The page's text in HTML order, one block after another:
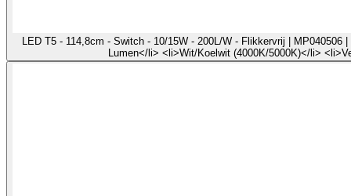
LED T5 - 114,8cm - Switch - 10/15W - 200L/W - Flikkervrij |
Lumen</li> <li>Wit/Koelwit (4000K/5000K)</li>